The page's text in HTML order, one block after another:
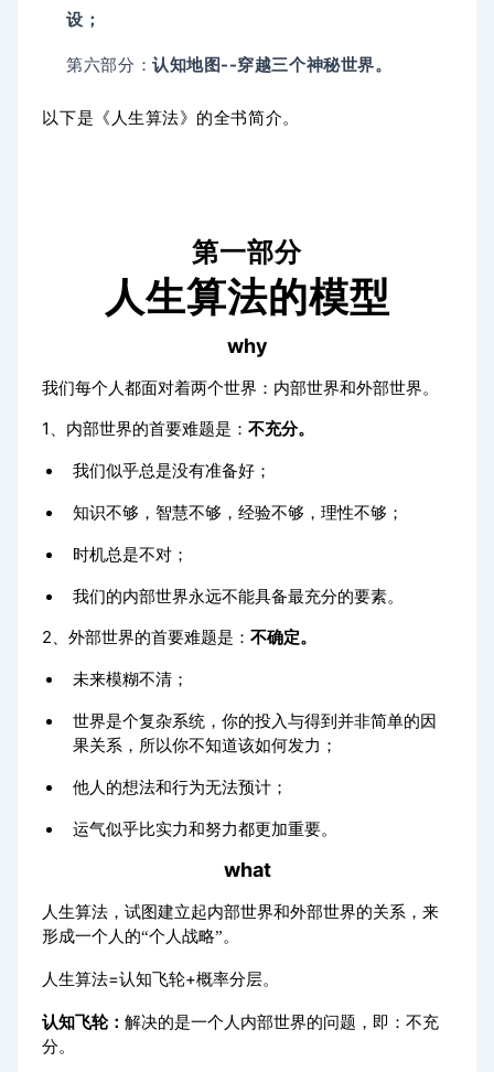
设；
第六部分：认知地图--穿越三个神秘世界。
以下是《人生算法》的全书简介。
第一部分
人生算法的模型
why
我们每个人都面对着两个世界：内部世界和外部世界。
1、内部世界的首要难题是：不充分。
我们似乎总是没有准备好；
知识不够，智慧不够，经验不够，理性不够；
时机总是不对；
我们的内部世界永远不能具备最充分的要素。
2、外部世界的首要难题是：不确定。
未来模糊不清；
世界是个复杂系统，你的投入与得到并非简单的因
果关系，所以你不知道该如何发力；
他人的想法和行为无法预计；
运气似乎比实力和努力都更加重要。
what
人生算法，试图建立起内部世界和外部世界的关系，来
形成一个人的“个人战略”。
人生算法=认知飞轮+概率分层。
认知飞轮：解决的是一个人内部世界的问题，即：不充
分。